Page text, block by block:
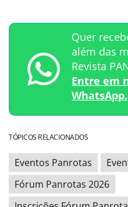
Quer
além das
Revista
Entre em
WhatsApp.
TÓPICOS RELACIONADOS
Eventos Panrotas
Fórum Panrotas 2026